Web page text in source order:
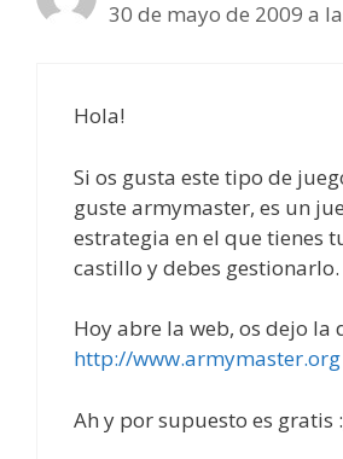
30 de mayo de 2009 a
Hola!
Si os gusta este tipo de
guste armymaster, es un
estrategia en el que tienes
castillo y debes gestionarlo.
Hoy abre la web, os dejo la
http://www.armymaster.org
Ah y por supuesto es gratis